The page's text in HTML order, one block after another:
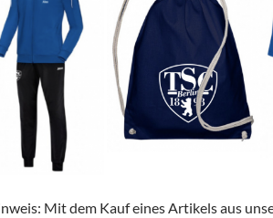
Mit dem Kauf eines Artikels aus